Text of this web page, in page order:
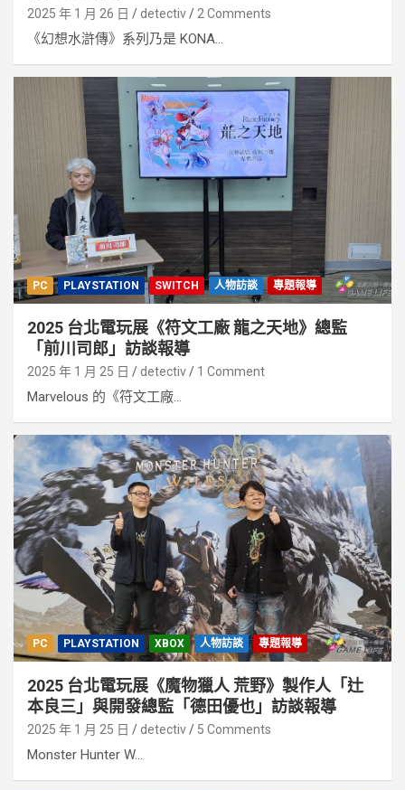
2025 年 1 月 26 日 detectiv 2 Comments
《幻想水滸傳》系列乃是 KONA...
PC PLAYSTATION SWITCH 人物訪談 專題報導
2025 台北電玩展《符文工廠 龍之天地》總監
「前川司郎」訪談報導
2025 年 1 月 25 日 detectiv 1 Comment
Marvelous 的《符文工廠...
PC PLAYSTATION XBOX 人物訪談 專題報導
2025 台北電玩展《魔物獵人 荒野》製作人「辻
本良三」與開發總監「德田優也」訪談報導
2025 年 1 月 25 日 detectiv 5 Comments
Monster Hunter W...